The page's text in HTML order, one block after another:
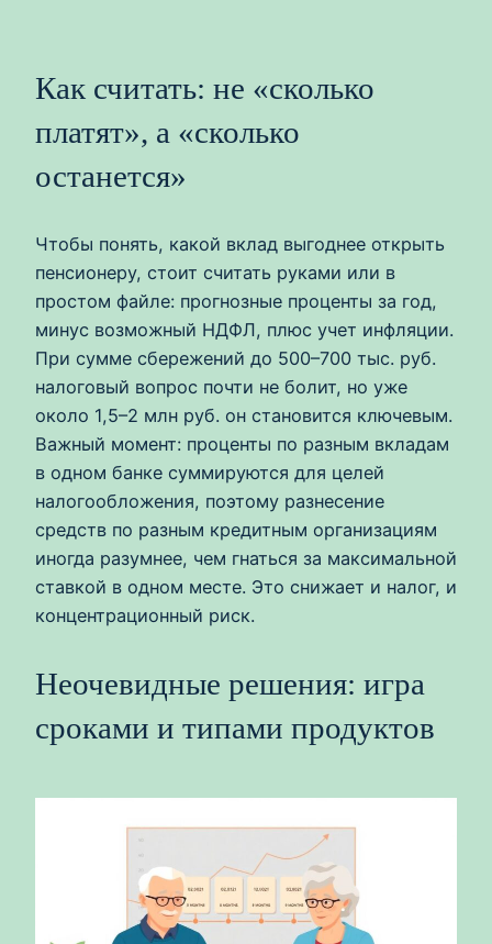
Как считать: не «сколько
платят», а «сколько
останется»
Чтобы понять, какой вклад выгоднее открыть
пенсионеру, стоит считать руками или в
простом файле: прогнозные проценты за год,
минус возможный НДФЛ, плюс учет инфляции.
При сумме сбережений до 500–700 тыс. руб.
налоговый вопрос почти не болит, но уже
около 1,5–2 млн руб. он становится ключевым.
Важный момент: проценты по разным вкладам
в одном банке суммируются для целей
налогообложения, поэтому разнесение
средств по разным кредитным организациям
иногда разумнее, чем гнаться за максимальной
ставкой в одном месте. Это снижает и налог, и
концентрационный риск.
Неочевидные решения: игра
сроками и типами продуктов